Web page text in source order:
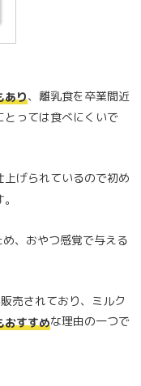
あり、離乳食を卒業間近
とっては食べにくいで
上げられているので初め
、おやつ感覚で与える
売されており、ミルク
おすすめな理由の一つで